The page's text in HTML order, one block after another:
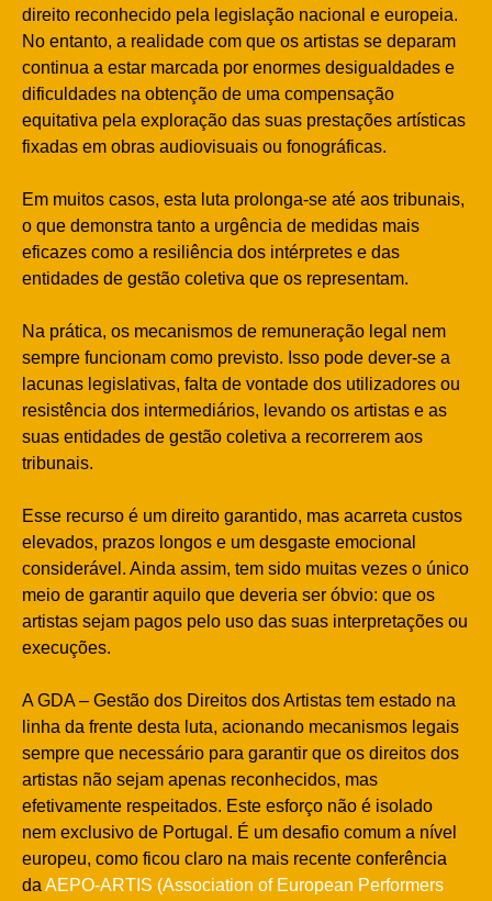
direito reconhecido pela legislação nacional e europeia.
No entanto, a realidade com que os artistas se deparam
continua a estar marcada por enormes desigualdades e
dificuldades na obtenção de uma compensação
equitativa pela exploração das suas prestações artísticas
fixadas em obras audiovisuais ou fonográficas.
Em muitos casos, esta luta prolonga-se até aos tribunais,
o que demonstra tanto a urgência de medidas mais
eficazes como a resiliência dos intérpretes e das
entidades de gestão coletiva que os representam.
Na prática, os mecanismos de remuneração legal nem
sempre funcionam como previsto. Isso pode dever-se a
lacunas legislativas, falta de vontade dos utilizadores ou
resistência dos intermediários, levando os artistas e as
suas entidades de gestão coletiva a recorrerem aos
tribunais.
Esse recurso é um direito garantido, mas acarreta custos
elevados, prazos longos e um desgaste emocional
considerável. Ainda assim, tem sido muitas vezes o único
meio de garantir aquilo que deveria ser óbvio: que os
artistas sejam pagos pelo uso das suas interpretações ou
execuções.
A GDA – Gestão dos Direitos dos Artistas tem estado na
linha da frente desta luta, acionando mecanismos legais
sempre que necessário para garantir que os direitos dos
artistas não sejam apenas reconhecidos, mas
efetivamente respeitados. Este esforço não é isolado
nem exclusivo de Portugal. É um desafio comum a nível
europeu, como ficou claro na mais recente conferência
da AEPO-ARTIS (Association of European Performers